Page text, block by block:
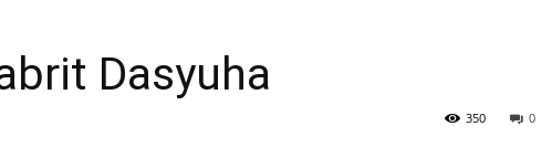
Dasyuha
0
350